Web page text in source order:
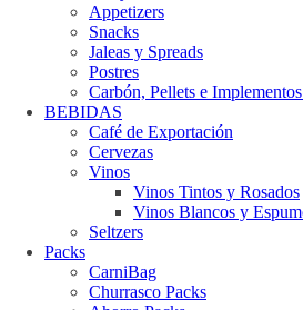
Appetizers
Snacks
Jaleas y Spreads
Postres
Carbón, Pellets e
BEBIDAS
Café de Exportación
Cervezas
Vinos
Vinos Tintos y Rosados
Vinos Blancos y
Seltzers
Packs
CarniBag
Churrasco Packs